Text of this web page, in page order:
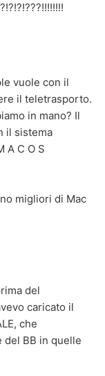
vuole con il
il teletrasporto.
in mano? Il
il sistema
A C O S
migliori di Mac
del
caricato il
che
BB in quelle